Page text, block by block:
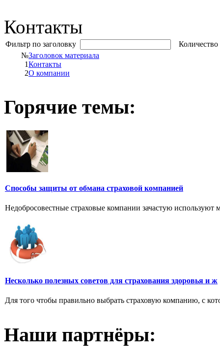
Контакты
Фильтр по заголовку
№Заголовок материала
1Контакты
2О компании
Горячие темы:
Способы защиты от обмана страховой компанией
Недобросовестные страховые компании зачастую используют
Несколько полезных советов для страхования здоровья и ж
Для того чтобы правильно выбрать страховую компанию, с
Наши партнёры: